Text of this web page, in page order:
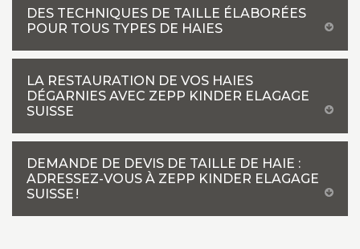
DES TECHNIQUES DE TAILLE ÉLABORÉES
POUR TOUS TYPES DE HAIES
LA RESTAURATION DE VOS HAIES
DÉGARNIES AVEC ZEPP KINDER ELAGAGE
SUISSE
DEMANDE DE DEVIS DE TAILLE DE HAIE :
ADRESSEZ-VOUS À ZEPP KINDER ELAGAGE
SUISSE !